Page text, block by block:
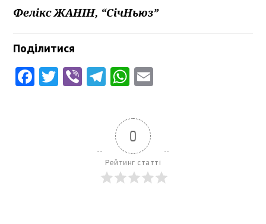
Фелікс ЖАНІН, “СічНьюз”
Поділитися
Facebook
Twitter
ViberTelegram
WhatsApp
0
Рейтинг статті